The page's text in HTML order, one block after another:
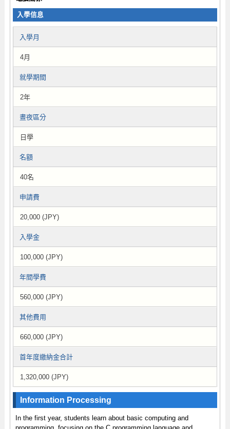
入學信息
入學月
4月
就學期間
2年
晝夜區分
日學
名額
40名
申請費
20,000 (JPY)
入學金
100,000 (JPY)
年間學費
560,000 (JPY)
其他費用
660,000 (JPY)
首年度繳納金合計
1,320,000 (JPY)
Information Processing
In the first year, students learn about basic computing and